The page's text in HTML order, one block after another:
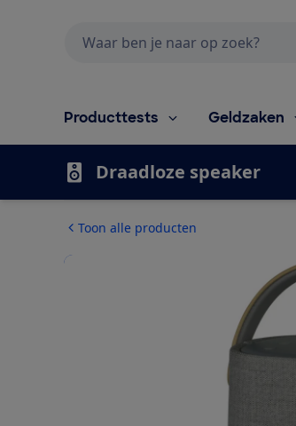
Producttests Geldzaken
Draadloze speaker
Toon alle producten